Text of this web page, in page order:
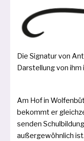
Die Signatur von
Darstellung von
Am Hof in
bekommt er
sen­den
außer­ge­wöhn­lich